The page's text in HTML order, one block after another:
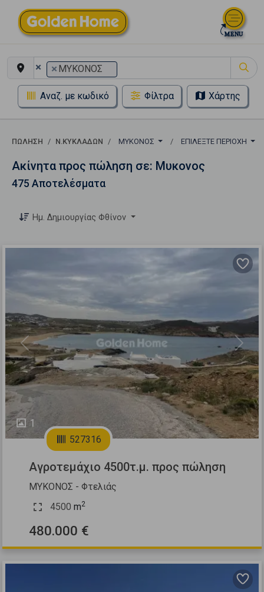
× × ΜΥΚΟΝΟΣ
Αναζ. με κωδικό Φίλτρα Χάρτης
ΠΏΛΗΣΗ Ν.ΚΥΚΛΑΔΩΝ ΜΥΚΟΝΟΣ ΕΠΙΛΈΞΤΕ ΠΕΡΙΟΧΉ
Ακίνητα προς πώληση σε: Μυκονος
475 Αποτελέσματα
Ημ. Δημιουργίας Φθίνον
1
Previous Next
527316
Αγροτεμάχιο 4500τ.μ. προς πώληση
ΜΥΚΟΝΟΣ - Φτελιάς
4500 m2
480.000 €